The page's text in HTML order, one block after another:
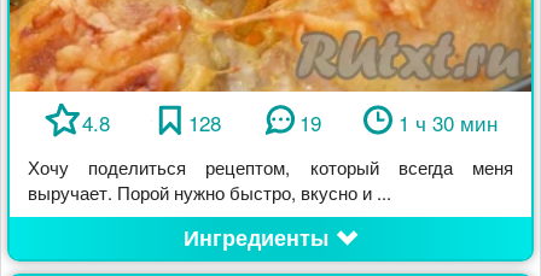
4.8 128 19 1 ч 30 мин
Хочу поделиться рецептом, который всегда меня
выручает. Порой нужно быстро, вкусно и ...
Ингредиенты